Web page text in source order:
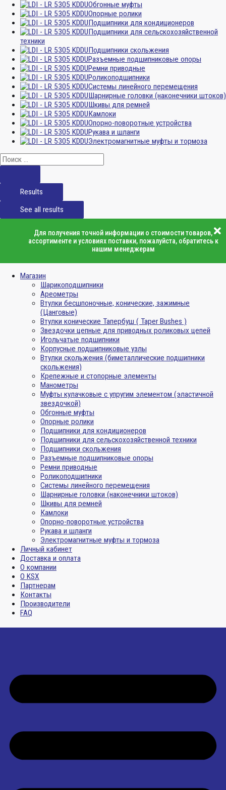
Обгонные муфты
Опорные ролики
Подшипники для кондиционеров
Подшипники для сельскохозяйственной
техники
Подшипники скольжения
Разъемные подшипниковые опоры
Ремни приводные
Роликоподшипники
Системы линейного перемещения
Шарнирные головки (наконечники штоков)
Шкивы для ремней
Камлоки
Опорно-поворотные устройства
Рукава и шланги
Электромагнитные муфты и тормоза
Results
See all results
Для получения точной информации о стоимости товаров,
ассортименте и условиях поставки, пожалуйста, обратитесь к
нашим менеджерам
Магазин
Шарикоподшипники
Ареометры
Втулки бесшпоночные, конические, зажимные
(Цанговые)
Втулки конические Тапербуш ( Taper Bushes )
Звездочки цепные для приводных роликовых цепей
Игольчатые подшипники
Корпусные подшипниковые узлы
Втулки скольжения (биметаллические подшипники
скольжения)
Крепежные и стопорные элементы
Манометры
Муфты кулачковые с упругим элементом (эластичной
звездочкой)
Обгонные муфты
Опорные ролики
Подшипники для кондиционеров
Подшипники для сельскохозяйственной техники
Подшипники скольжения
Разъемные подшипниковые опоры
Ремни приводные
Роликоподшипники
Системы линейного перемещения
Шарнирные головки (наконечники штоков)
Шкивы для ремней
Камлоки
Опорно-поворотные устройства
Рукава и шланги
Электромагнитные муфты и тормоза
Личный кабинет
Доставка и оплата
О компании
О KSX
Партнерам
Контакты
Производители
FAQ